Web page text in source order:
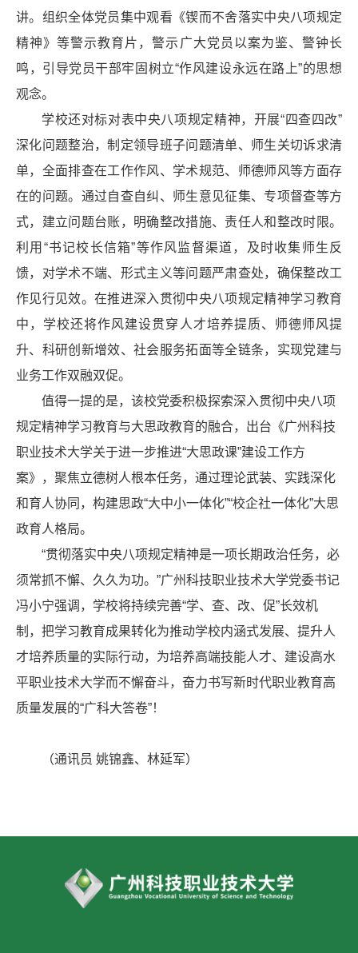
讲。组织全体党员集中观看《锲而不舍落实中央八项规定
精神》等警示教育片，警示广大党员以案为鉴、警钟长
鸣，引导党员干部牢固树立“作风建设永远在路上”的思想
观念。
学校还对标对表中央八项规定精神，开展“四查四改”
深化问题整治，制定领导班子问题清单、师生关切诉求清
单，全面排查在工作作风、学术规范、师德师风等方面存
在的问题。通过自查自纠、师生意见征集、专项督查等方
式，建立问题台账，明确整改措施、责任人和整改时限。
利用“书记校长信箱”等作风监督渠道，及时收集师生反
馈，对学术不端、形式主义等问题严肃查处，确保整改工
作见行见效。在推进深入贯彻中央八项规定精神学习教育
中，学校还将作风建设贯穿人才培养提质、师德师风提
升、科研创新增效、社会服务拓面等全链条，实现党建与
业务工作双融双促。
值得一提的是，该校党委积极探索深入贯彻中央八项
规定精神学习教育与大思政教育的融合，出台《广州科技
职业技术大学关于进一步推进“大思政课”建设工作方
案》，聚焦立德树人根本任务，通过理论武装、实践深化
和育人协同，构建思政“大中小一体化”“校企社一体化”大思
政育人格局。
“贯彻落实中央八项规定精神是一项长期政治任务，必
须常抓不懈、久久为功。”广州科技职业技术大学党委书记
冯小宁强调，学校将持续完善“学、查、改、促”长效机
制，把学习教育成果转化为推动学校内涵式发展、提升人
才培养质量的实际行动，为培养高端技能人才、建设高水
平职业技术大学而不懈奋斗，奋力书写新时代职业教育高
质量发展的“广科大答卷”！
（通讯员 姚锦鑫、林延军）